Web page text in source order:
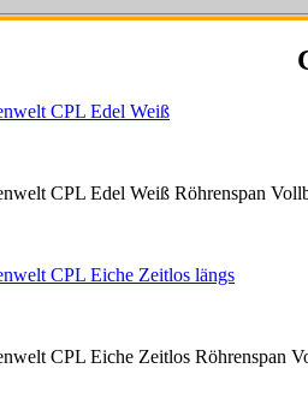
CPL Edel Weiß
CPL Edel Weiß Röhrenspan
CPL Eiche Zeitlos längs
CPL Eiche Zeitlos Röhrenspan